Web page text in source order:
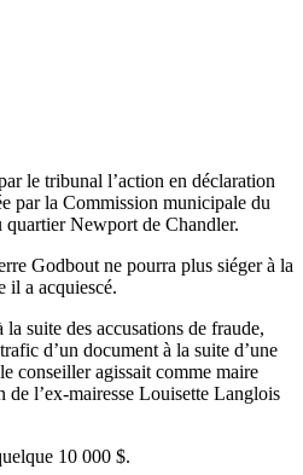
le tribunal l’action en déclaration
par la Commission municipale du
Newport de Chandler.
Godbout ne pourra plus siéger à la
il a acquiescé.
suite des accusations de fraude,
d’un document à la suite d’une
conseiller agissait comme maire
de l’ex-mairesse Louisette Langlois
10 000 $.